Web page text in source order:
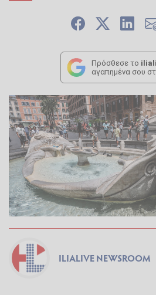
Πρόσθεσε το
αγαπημένα σου
ILIALIVE NEWSROOM